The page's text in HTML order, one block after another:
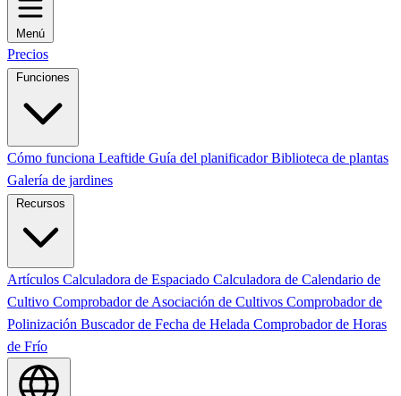
Menú
Precios
Funciones
Cómo funciona Leaftide Guía del planificadorBiblioteca de plantas
Galería de jardines
Recursos
Artículos Calculadora de Espaciado Calculadora de Calendario de
Cultivo Comprobador de Asociación de Cultivos Comprobador de
Polinización Buscador de Fecha de Helada Comprobador de Horas
de Frío